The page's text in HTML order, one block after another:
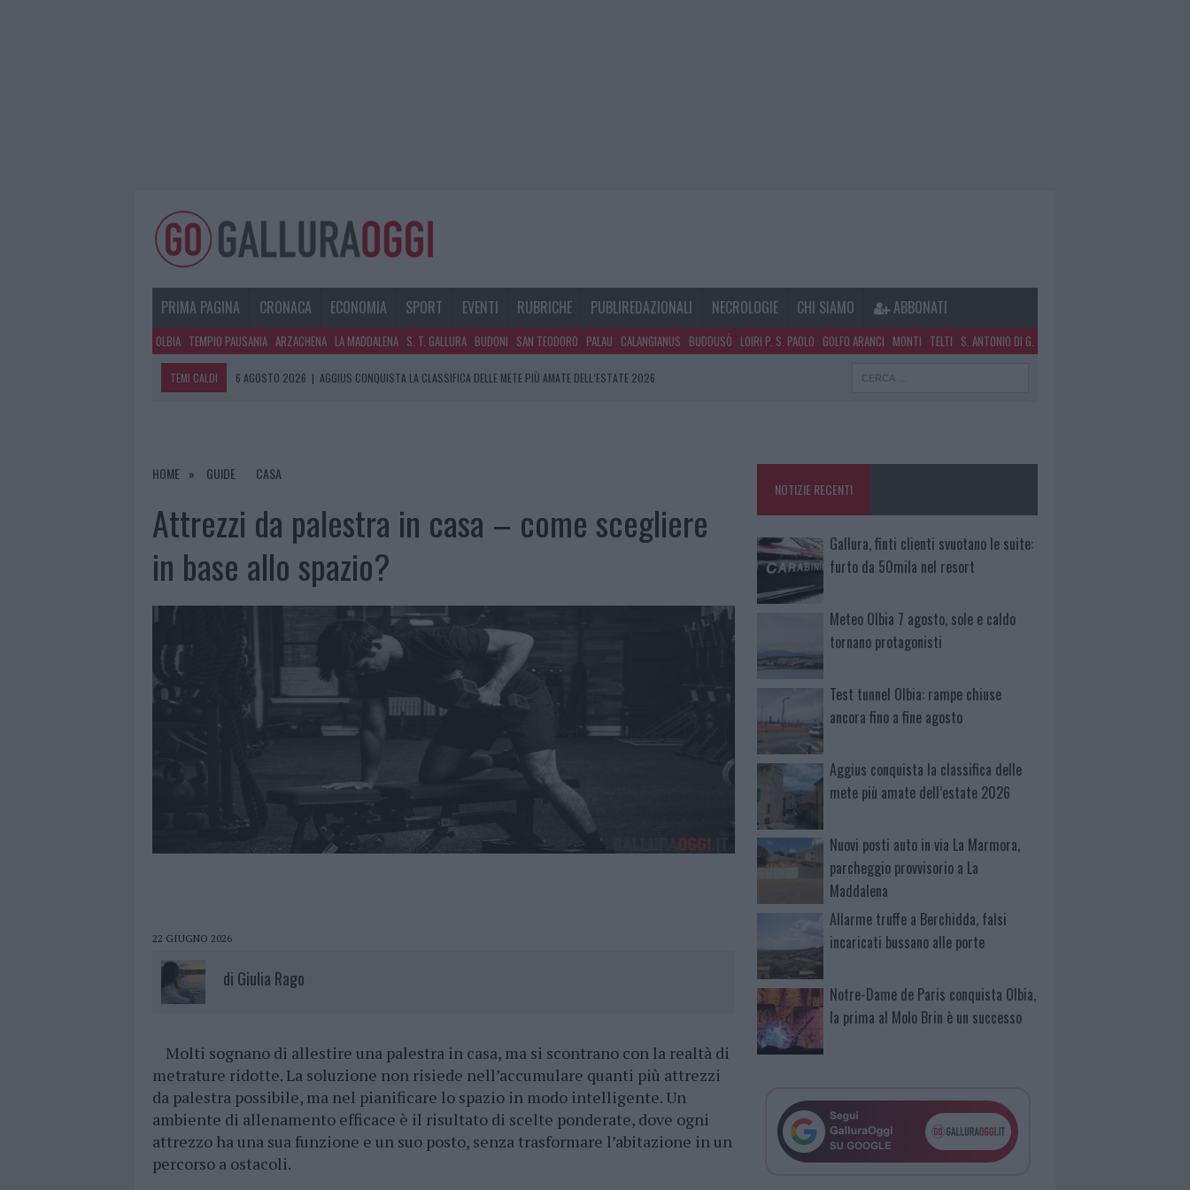
PRIMA PAGINA CRONACA ECONOMIA SPORT EVENTI RUBRICHE PUBLIREDAZIONALI NECROLOGIE CHI SIAMO ABBONATI
OLBIA TEMPIO PAUSANIA ARZACHENA LA MADDALENA S. T. GALLURA BUDONI SAN TEODORO PALAU CALANGIANUS BUDDUSÒ LOIRI P. S. PAOLO GOLFO ARANCI MONTI TELTI S. ANTONIO DI G.
TEMI CALDI 6 AGOSTO 2026 | AGGIUS CONQUISTA LA CLASSIFICA DELLE METE PIÙ AMATE DELL’ESTATE 2026
6 AGOSTO 2026
METEO OLBIA 7 AGOSTO, SOLE E CALDO TORNANO PROTAGONISTI
HOME GUIDE CASA
Attrezzi da palestra in casa – come scegliere
in base allo spazio?
22 GIUGNO 2026
di Giulia Rago
Molti sognano di allestire una palestra in casa, ma si scontrano con la realtà di
metrature ridotte. La soluzione non risiede nell’accumulare quanti più attrezzi
da palestra possibile, ma nel pianificare lo spazio in modo intelligente. Un
ambiente di allenamento efficace è il risultato di scelte ponderate, dove ogni
attrezzo ha una sua funzione e un suo posto, senza trasformare l’abitazione in un
percorso a ostacoli.
NOTIZIE RECENTI
Gallura, finti clienti svuotano le suite:
furto da 50mila nel resort
Meteo Olbia 7 agosto, sole e caldo
tornano protagonisti
Test tunnel Olbia: rampe chiuse
ancora fino a fine agosto
Aggius conquista la classifica delle
mete più amate dell’estate 2026
Nuovi posti auto in via La Marmora,
parcheggio provvisorio a La
Maddalena
Allarme truffe a Berchidda, falsi
incaricati bussano alle porte
Notre-Dame de Paris conquista Olbia,
la prima al Molo Brin è un successo